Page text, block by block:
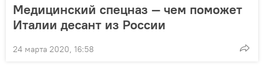
Медицинский спецназ — чем поможет
Италии десант из России
24 марта 2020, 16:58